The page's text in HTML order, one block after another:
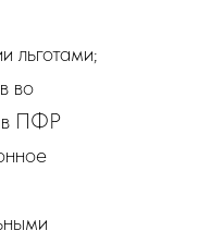
льготами;
во
в ПФР